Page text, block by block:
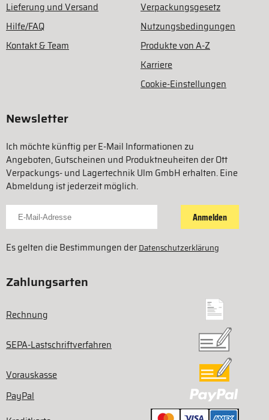
Lieferung und Versand
Hilfe/FAQ
Kontakt & Team
Verpackungsgesetz
Nutzungsbedingungen
Produkte von A-Z
Karriere
Cookie-Einstellungen
Newsletter
Ich möchte künftig per E-Mail Informationen zu
Angeboten, Gutscheinen und Produktneuheiten der Ott
Verpackungs- und Lagertechnik Ulm GmbH erhalten. Eine
Abmeldung ist jederzeit möglich.
Für Newsletter anmelden
Anmelden
Es gelten die Bestimmungen derDatenschutzerklärung
Zahlungsarten
Rechnung
SEPA-Lastschriftverfahren
Vorauskasse
PayPal